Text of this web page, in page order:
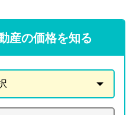
産の価格を知る